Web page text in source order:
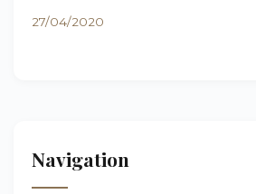
27/04/2020
Navigation